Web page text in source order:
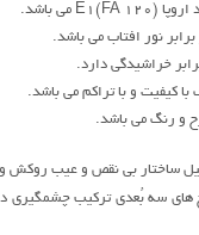
کیفیت و با تراکم می باشد.